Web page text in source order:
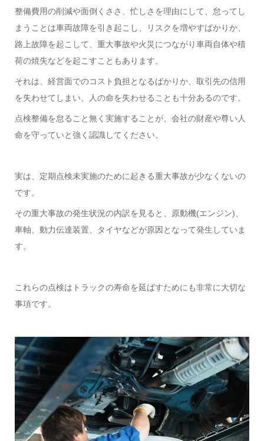
整備費用の削減や面倒くささ、忙しさを理由にして、怠ってし
まうことは車両故障を引き起こし、リスクを増やすばかりか、
路上故障を起こして、重大事故や火災につながり車両自体や積
荷の焼失などを起こすこともあります。
それは、経営面でのコスト負担となるばかりか、取引先の信用
を失わせてしまい、人の命を失わせることも十分あるのです。
点検整備を怠ること無く実施することが、会社の財産や尊い人
命を守っていと強く認識してください。
実は、定期点検未実施のために起きる重大事故が少なくないの
です。
その重大事故の発生状況の内訳を見ると、原動機(エンジン)、
車軸、動力伝達装置、タイヤなどが原因となって発生していま
す。
これらの点検はトラックの寿命を延ばすためにも非常に大切な
事項です。